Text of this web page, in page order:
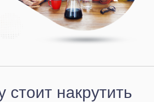
стоит накрутить